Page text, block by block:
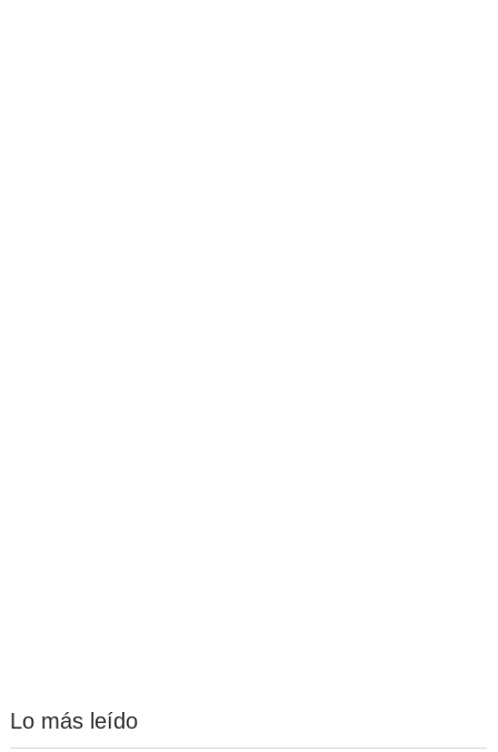
Lo más leído